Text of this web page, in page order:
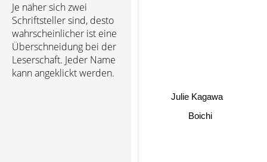
Je näher sich zwei
Schriftsteller sind, desto
wahrscheinlicher ist eine
Überschneidung bei der
Leserschaft. Jeder Name
kann angeklickt werden.
Boichi
Julie Kagawa